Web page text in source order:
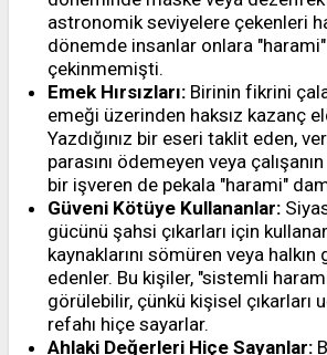
astronomik seviyelere çekenleri
dönemde insanlar onlara
çekinmemişti.
Emek Hırsızları: Birinin fikrini
emeği üzerinden haksız kazanç
Yazdığınız bir eseri taklit eden,
parasını ödemeyen veya
bir işveren de pekala "harami"
Güveni Kötüye Kullananlar:
gücünü şahsi çıkarları için
kaynaklarını sömüren veya
edenler. Bu kişiler, "sistemli
görülebilir, çünkü kişisel çıkarları
refahı hiçe sayarlar.
Ahlaki Değerleri Hiçe Sayanlar: